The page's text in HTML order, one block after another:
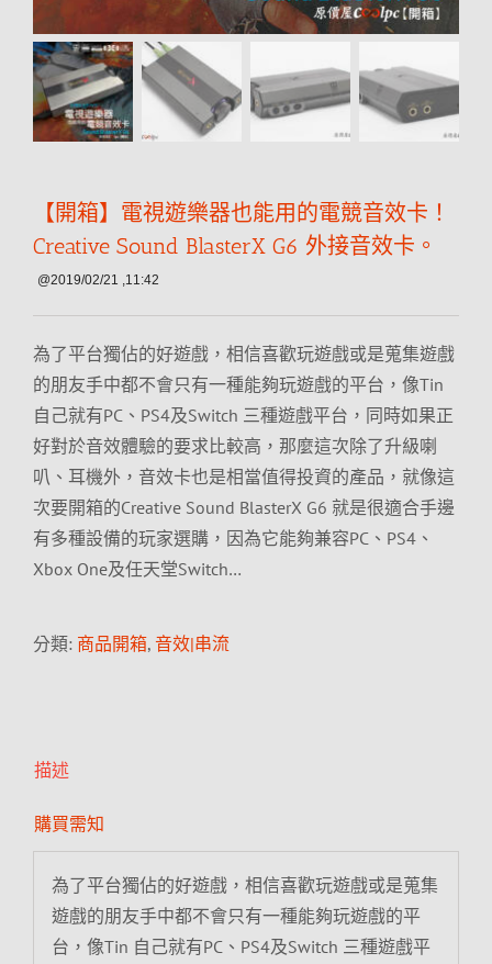
【開箱】電視遊樂器也能用的電競音效卡！
Creative Sound BlasterX G6 外接音效卡。
@2019/02/21 ,11:42
為了平台獨佔的好遊戲，相信喜歡玩遊戲或是蒐集遊戲
的朋友手中都不會只有一種能夠玩遊戲的平台，像Tin
自己就有PC、PS4及Switch 三種遊戲平台，同時如果正
好對於音效體驗的要求比較高，那麼這次除了升級喇
叭、耳機外，音效卡也是相當值得投資的產品，就像這
次要開箱的Creative Sound BlasterX G6 就是很適合手邊
有多種設備的玩家選購，因為它能夠兼容PC、PS4、
Xbox One及任天堂Switch…
分類: 商品開箱, 音效|串流
描述
購買需知
為了平台獨佔的好遊戲，相信喜歡玩遊戲或是蒐集
遊戲的朋友手中都不會只有一種能夠玩遊戲的平
台，像Tin 自己就有PC、PS4及Switch 三種遊戲平